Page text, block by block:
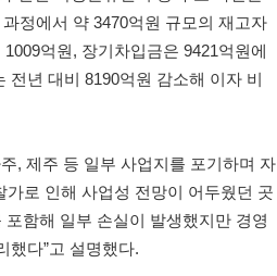
정에서 약 3470억원 규모의 재고자
억원, 장기차입금은 9421억원에
전년 대비 8190억원 감소해 이자 비
, 제주 등 일부 사업지를 포기하며 자
로 인해 사업성 전망이 어두웠던 곳
함해 일부 손실이 발생했지만 경영
했다”고 설명했다.